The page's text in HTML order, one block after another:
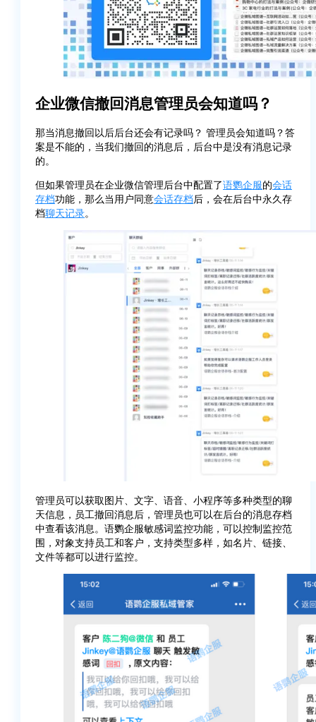
企业微信撤回消息管理员会知道吗？
那当消息撤回以后后台还会有记录吗？ 管理员会知道吗？答
案是不能的，当我们撤回的消息后，后台中是没有消息记录
的。
但如果管理员在企业微信管理后台中配置了语鹦企服的会话
存档功能，那么当用户同意会话存档后，会在后台中永久存
档聊天记录。
管理员可以获取图片、文字、语音、小程序等多种类型的聊
天信息，员工撤回消息后，管理员也可以在后台的消息存档
中查看该消息。语鹦企服敏感词监控功能，可以控制监控范
围，对象支持员工和客户，支持类型多样，如名片、链接、
文件等都可以进行监控。